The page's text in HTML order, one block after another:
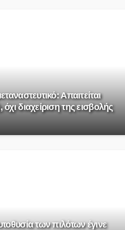
Απαιτείται
διαχείριση της εισβολής
των πιλότων έγινε